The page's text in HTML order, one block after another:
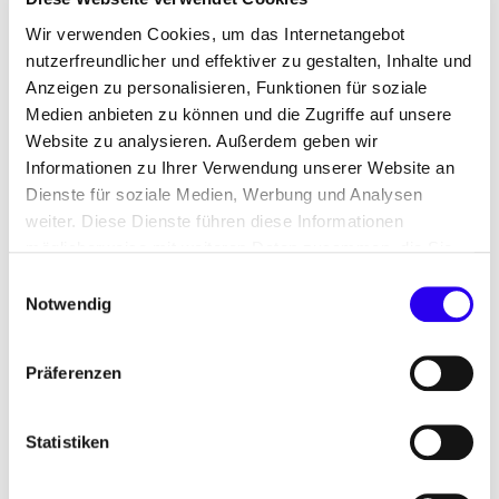
Wir verwenden Cookies, um das Internetangebot
nutzerfreundlicher und effektiver zu gestalten, Inhalte und
Anzeigen zu personalisieren, Funktionen für soziale
Medien anbieten zu können und die Zugriffe auf unsere
Website zu analysieren. Außerdem geben wir
Informationen zu Ihrer Verwendung unserer Website an
Dienste für soziale Medien, Werbung und Analysen
weiter. Diese Dienste führen diese Informationen
Nutzung der Dienste gesammelt haben.
Notwendig
Präferenzen
Statistiken
bereitzustellen und diese effizient zu nutzen,
langwierige Genehmigungsverfahren zu
beschleunigen, hinderliche Umweltregeln
anzupassen, die Integration ins Energiesystem mit
einem leistungsfähigen Stromnetz zu
gewährleisten und attraktive Geschäftsmodelle zu
ermöglichen, inklusive Beteiligung von Bürgerinnen
und Bürgern. Einige Grundlagen dafür sind in den
Ausgestaltung sollten sich nun alle politisch
Mehrheit der Gesellschaft hinter dem Ausbau der